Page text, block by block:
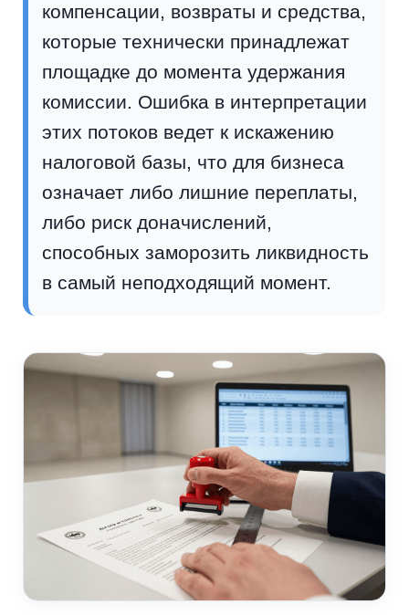
компенсации, возвраты и средства,
которые технически принадлежат
площадке до момента удержания
комиссии. Ошибка в интерпретации
этих потоков ведет к искажению
налоговой базы, что для бизнеса
означает либо лишние переплаты,
либо риск доначислений,
способных заморозить ликвидность
в самый неподходящий момент.